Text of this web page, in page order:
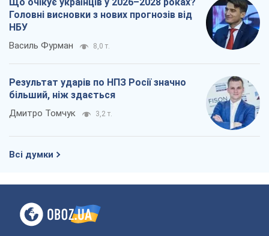
Головні висновки з нових прогнозів від
НБУ
Василь Фурман 8,0 т.
Результат ударів по НПЗ Росії значно
більший, ніж здається
Дмитро Томчук 3,2 т.
Всі думки